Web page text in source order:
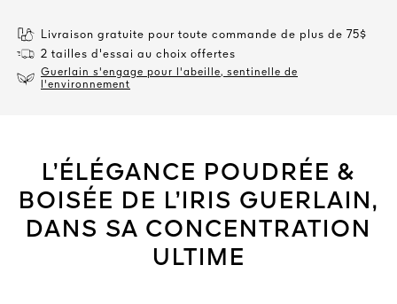
Livraison gratuite pour toute commande de plus de 75$
2 tailles d'essai au choix offertes
Guerlain s'engage pour l'abeille, sentinelle de
l'environnement
L’ÉLÉGANCE POUDRÉE &
BOISÉE DE L’IRIS GUERLAIN,
DANS SA CONCENTRATION
ULTIME